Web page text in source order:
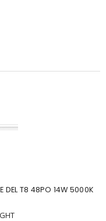
DEL T8 48PO 14W 5000K